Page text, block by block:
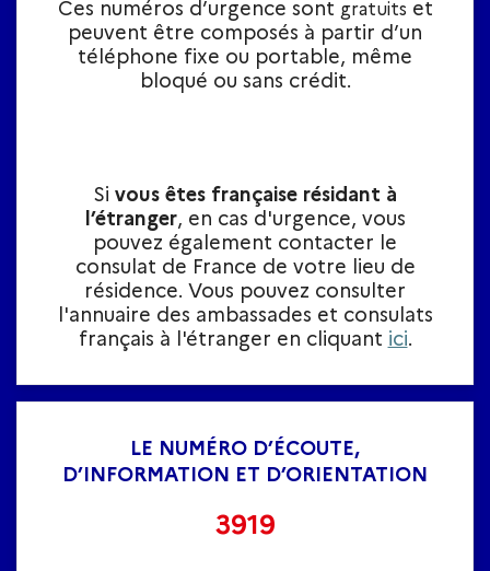
Ces numéros d’urgence sont gratuits et
peuvent être composés à partir d’un
téléphone fixe ou portable, même
bloqué ou sans crédit.
Si vous êtes française résidant à
l’étranger, en cas d'urgence, vous
pouvez également contacter le
consulat de France de votre lieu de
résidence. Vous pouvez consulter
l'annuaire des ambassades et consulats
français à l'étranger en cliquant ici.
LE NUMÉRO D’ÉCOUTE,
D’INFORMATION ET D’ORIENTATION
3919